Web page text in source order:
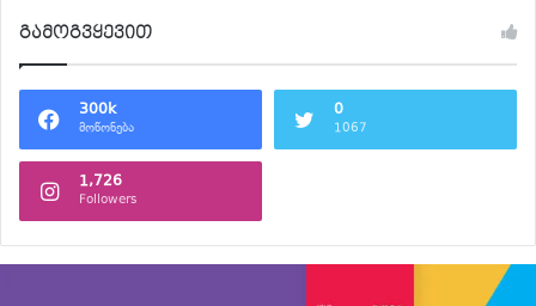
გამოგვყევით
300k
მოწონება
0
1067
1,726
Followers